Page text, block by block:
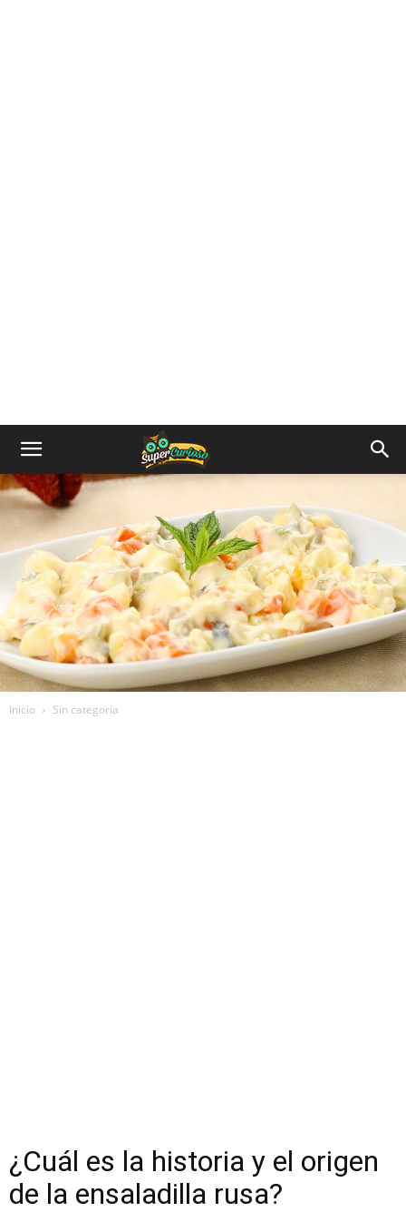
Inicio Sin categoría
¿Cuál es la historia y el origen
de la ensaladilla rusa?